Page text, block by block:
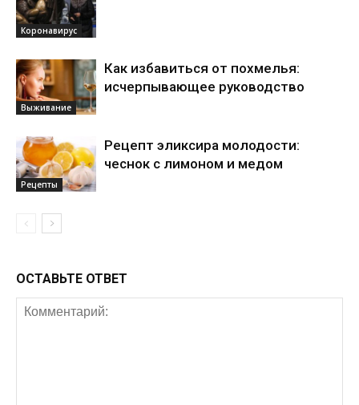
Коронавирус
Выживание
Как избавиться от похмелья:
исчерпывающее руководство
Рецепты
Рецепт эликсира молодости:
чеснок с лимоном и медом
ОСТАВЬТЕ ОТВЕТ